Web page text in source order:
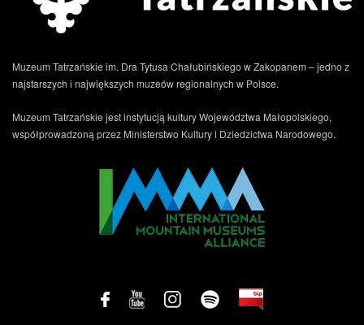
Muzeum Tatrzańskie im. Dra Tytusa Chałubińskiego w Zakopanem – jedno z
najstarszych i największych muzeów regionalnych w Polsce.
Muzeum Tatrzańskie jest instytucją kultury Województwa Małopolskiego,
współprowadzoną przez Ministerstwo Kultury i Dziedzictwa Narodowego.